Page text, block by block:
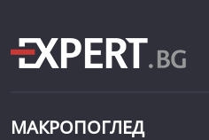
МАКРОПОГЛЕД